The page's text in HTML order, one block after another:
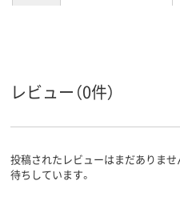
レビュー（0件）
投稿されたレビューはまだありま
待ちしています。